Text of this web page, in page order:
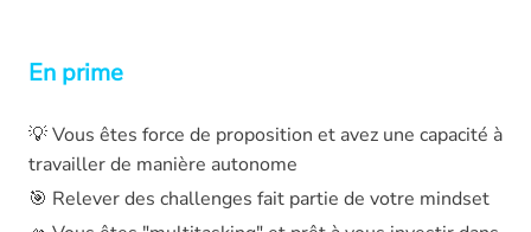
En prime
💡 Vous êtes force de proposition et avez une capacité à
travailler de manière autonome
🎯 Relever des challenges fait partie de votre mindset